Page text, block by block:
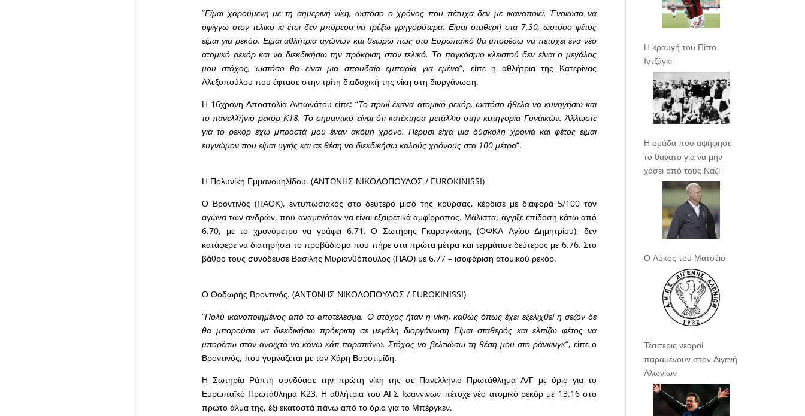
“Είμαι χαρούμενη με τη σημερινή νίκη, ωστόσο ο χρόνος που πέτυχα δεν με ικανοποιεί. Ένοιωσα να
σφίγγω στον τελικό κι έτσι δεν μπόρεσα να τρέξω γρηγορότερα. Είμαι σταθερή στα 7.30, ωστόσο φέτος
είμαι για ρεκόρ. Είμαι αθλήτρια αγώνων και θεωρώ πως στο Ευρωπαϊκό θα μπορέσω να πετύχει ένα νέο
ατομικό ρεκόρ και να διεκδικήσω την πρόκριση στον τελικό. Το παγκόσμιο κλειστού δεν είναι ο μεγάλος
μου στόχος, ωστόσο θα είναι μια σπουδαία εμπειρία για εμένα“, είπε η αθλήτρια της Κατερίνας
Αλεξοπούλου που έφτασε στην τρίτη διαδοχική της νίκη στη διοργάνωση.
Η 16χρονη Αποστολία Αντωνάτου είπε: “Το πρωί έκανα ατομικό ρεκόρ, ωστόσο ήθελα να κυνηγήσω και
το πανελλήνιο ρεκόρ Κ18. Το σημαντικό είναι ότι κατέκτησα μετάλλιο στην κατηγορία Γυναικών. Άλλωστε
για το ρεκόρ έχω μπροστά μου έναν ακόμη χρόνο. Πέρυσι είχα μια δύσκολη χρονιά και φέτος είμαι
ευγνώμον που είμαι υγιής και σε θέση να διεκδικήσω καλούς χρόνους στα 100 μέτρα“.
Η Πολυνίκη Εμμανουηλίδου. (ΑΝΤΩΝΗΣ ΝΙΚΟΛΟΠΟΥΛΟΣ / EUROKINISSI)
Ο Βροντινός (ΠΑΟΚ), εντυπωσιακός στο δεύτερο μισό της κούρσας, κέρδισε με διαφορά 5/100 τον
αγώνα των ανδρών, που αναμενόταν να είναι εξαιρετικά αμφίρροπος. Μάλιστα, άγγιξε επίδοση κάτω από
6.70, με το χρονόμετρο να γράφει 6.71. Ο Σωτήρης Γκαραγκάνης (ΟΦΚΑ Αγίου Δημητρίου), δεν
κατάφερε να διατηρήσει το προβάδισμα που πήρε στα πρώτα μέτρα και τερμάτισε δεύτερος με 6.76. Στο
βάθρο τους συνόδευσε Βασίλης Μυριανθόπουλος (ΠΑΟ) με 6.77 – ισοφάριση ατομικού ρεκόρ.
Ο Θοδωρής Βροντινός. (ΑΝΤΩΝΗΣ ΝΙΚΟΛΟΠΟΥΛΟΣ / EUROKINISSI)
“Πολύ ικανοποιημένος από το αποτέλεσμα. Ο στόχος ήταν η νίκη, καθώς όπως έχει εξελιχθεί η σεζόν δε
θα μπορούσα να διεκδικήσω πρόκριση σε μεγάλη διοργάνωση Είμαι σταθερός και ελπίζω φέτος να
μπορέσω στον ανοιχτό να κάνω κάτι παραπάνω. Στόχος να βελτιώσω τη θέση μου στο ράνκινγκ“, είπε ο
Βροντινός, που γυμνάζεται με τον Χάρη Βαρυτιμίδη.
Η Σωτηρία Ράπτη συνδύασε την πρώτη νίκη της σε Πανελλήνιο Πρωτάθλημα Α/Γ με όριο για το
Ευρωπαϊκό Πρωτάθλημα Κ23. Η αθλήτρια του ΑΓΣ Ιωαννίνων πέτυχε νέο ατομικό ρεκόρ με 13.16 στο
πρώτο άλμα της, έξι εκατοστά πάνω από το όριο για το Μπέργκεν.
Η κραυγή του Πίπο
Ιντζάγκι
Η ομάδα που αψήφησε
το θάνατο για να μην
χάσει από τους Ναζί
Ο Λύκος του Ματσέιο
Τέσσερις νεαροί
παραμένουν στον Διγενή
Αλωνίων